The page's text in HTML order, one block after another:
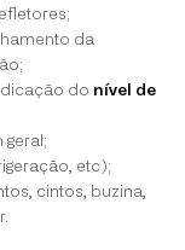
da
do nível de
geral;
etc);
cintos, buzina,